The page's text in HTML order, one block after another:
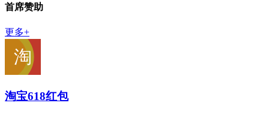
首席赞助
更多+
淘宝618红包